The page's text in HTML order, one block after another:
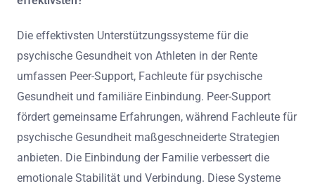
Die effektivsten Unterstützungssysteme für die
psychische Gesundheit von Athleten in der Rente
umfassen Peer-Support, Fachleute für psychische
Gesundheit und familiäre Einbindung. Peer-Support
fördert gemeinsame Erfahrungen, während Fachleute für
psychische Gesundheit maßgeschneiderte Strategien
anbieten. Die Einbindung der Familie verbessert die
emotionale Stabilität und Verbindung. Diese Systeme